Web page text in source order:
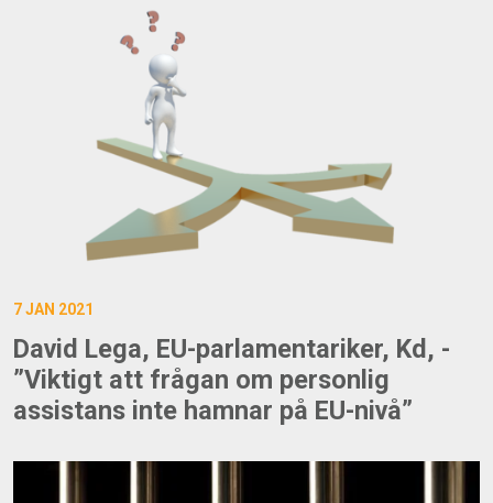
7 JAN 2021
David Lega, EU-parlamentariker, Kd, -
”Viktigt att frågan om personlig
assistans inte hamnar på EU-nivå”